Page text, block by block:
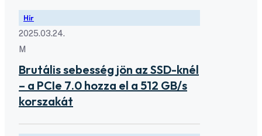
Hír
2025.03.24.
M
Brutális sebesség jön az SSD-knél
– a PCIe 7.0 hozza el a 512 GB/s
korszakát